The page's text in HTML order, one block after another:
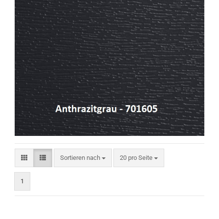
Sortieren nach
Sortieren nach 20 pro Seite
pro Seite
1